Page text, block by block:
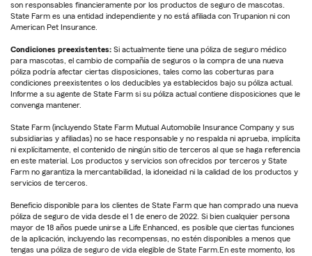
son responsables financieramente por los productos de seguro de mascotas.
State Farm es una entidad independiente y no está afiliada con Trupanion ni con
American Pet Insurance.
Condiciones preexistentes: Si actualmente tiene una póliza de seguro médico
para mascotas, el cambio de compañía de seguros o la compra de una nueva
póliza podría afectar ciertas disposiciones, tales como las coberturas para
condiciones preexistentes o los deducibles ya establecidos bajo su póliza actual.
Informe a su agente de State Farm si su póliza actual contiene disposiciones que le
convenga mantener.
State Farm (incluyendo State Farm Mutual Automobile Insurance Company y sus
subsidiarias y afiliadas) no se hace responsable y no respalda ni aprueba, implícita
ni explícitamente, el contenido de ningún sitio de terceros al que se haga referencia
en este material. Los productos y servicios son ofrecidos por terceros y State
Farm no garantiza la mercantabilidad, la idoneidad ni la calidad de los productos y
servicios de terceros.
Beneficio disponible para los clientes de State Farm que han comprado una nueva
póliza de seguro de vida desde el 1 de enero de 2022. Si bien cualquier persona
mayor de 18 años puede unirse a Life Enhanced, es posible que ciertas funciones
de la aplicación, incluyendo las recompensas, no estén disponibles a menos que
tengas una póliza de seguro de vida elegible de State Farm.En este momento, los